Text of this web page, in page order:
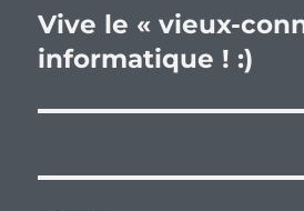
Publication
suivante :
Vive le « vieux-
informatique ! :)